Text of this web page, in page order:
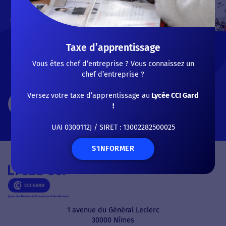
par la voie scolaire ou
l’alternance, garantissent un
examens. L’une d’elle vous
intéresse ? Démarrez sans
plus tarder vos démarches
1 avenue du Général Leclerc
30000 Nîmes
Taxe d’apprentissage
Vous êtes chef d’entreprise ? Vous connaissez un
chef d’entreprise ?
Versez votre taxe d’apprentissage au Lycée CCI Gard
!
UAI 0300112J / SIRET : 13002282500025
S'INFORMER